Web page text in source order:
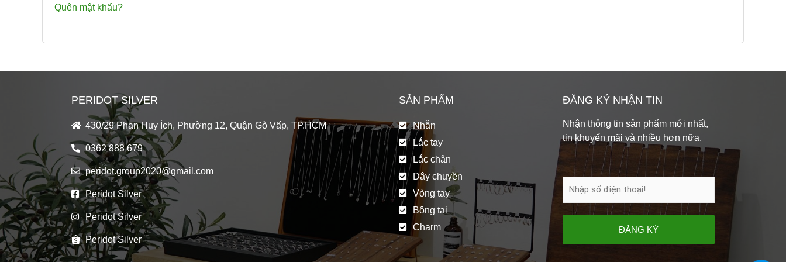
Quên mật khẩu?
PERIDOT SILVER
430/29 Phan Huy Ích, Phường 12, Quận Gò Vấp, TP.HCM
0362 888 679
peridot.group2020@gmail.com
Peridot Silver
Peridot Silver
Peridot Silver
SẢN PHẨM
Nhẫn
Lắc tay
Lắc chân
Dây chuyền
Vòng tay
Bông tai
Charm
ĐĂNG KÝ NHẬN TIN
Nhận thông tin sản phẩm mới nhất,
tin khuyến mãi và nhiều hơn nữa.
ĐĂNG KÝ